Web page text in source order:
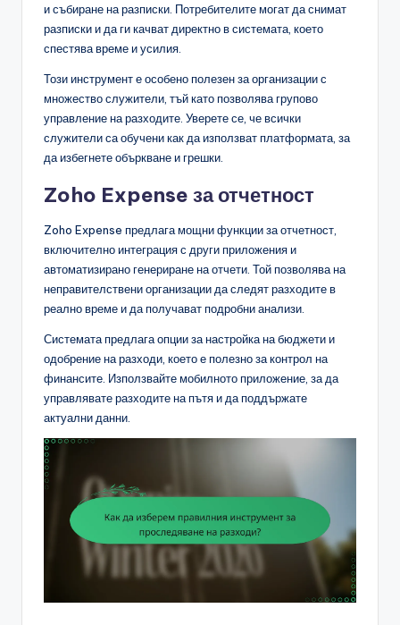
и събиране на разписки. Потребителите могат да снимат
разписки и да ги качват директно в системата, което
спестява време и усилия.
Този инструмент е особено полезен за организации с
множество служители, тъй като позволява групово
управление на разходите. Уверете се, че всички
служители са обучени как да използват платформата, за
да избегнете объркване и грешки.
Zoho Expense за отчетност
Zoho Expense предлага мощни функции за отчетност,
включително интеграция с други приложения и
автоматизирано генериране на отчети. Той позволява на
неправителствени организации да следят разходите в
реално време и да получават подробни анализи.
Системата предлага опции за настройка на бюджети и
одобрение на разходи, което е полезно за контрол на
финансите. Използвайте мобилното приложение, за да
управлявате разходите на пътя и да поддържате
актуални данни.